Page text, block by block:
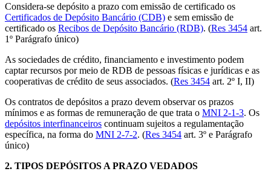
Considera-se depósito a prazo com emissão de certificado os
Certificados de Depósito Bancário (CDB) e sem emissão de
certificado os Recibos de Depósito Bancário (RDB). (Res 3454 art.
1º Parágrafo único)
As sociedades de crédito, financiamento e investimento podem
captar recursos por meio de RDB de pessoas físicas e jurídicas e as
cooperativas de crédito de seus associados. (Res 3454 art. 2º I, II)
Os contratos de depósitos a prazo devem observar os prazos
mínimos e as formas de remuneração de que trata o MNI 2-1-3. Os
depósitos interfinanceiros continuam sujeitos a regulamentação
específica, na forma do MNI 2-7-2. (Res 3454 art. 3º e Parágrafo
único)
2. TIPOS DEPÓSITOS A PRAZO VEDADOS